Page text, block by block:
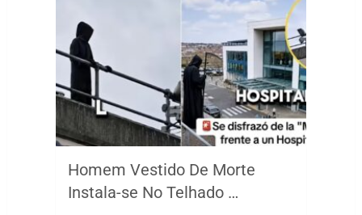
Homem Vestido De Morte
Instala-se No Telhado …